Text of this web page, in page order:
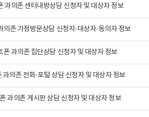
과의존 센터내방상담 신청자 및 대상자 정보
의존 가정방문상담 신청자·대상자·동의자 정보
폰 과의존 집단상담 신청자 및 대상자 정보
과의존 전화·포털 상담 신청자 및 대상자 정보
과의존 게시판 상담 신청자 및 대상자 정보